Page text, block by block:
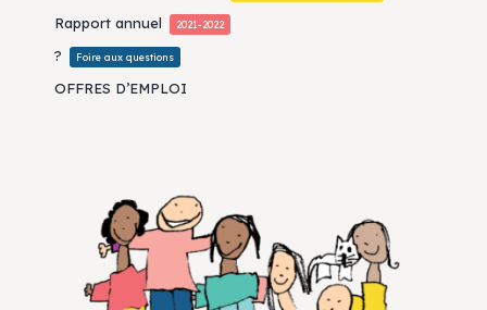
Rapport annuel 2021-2022
? Foire aux questions
OFFRES D’EMPLOI